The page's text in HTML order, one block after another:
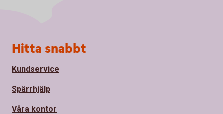
Sidfot
Hitta snabbt
Kundservice
Spärrhjälp
Våra kontor